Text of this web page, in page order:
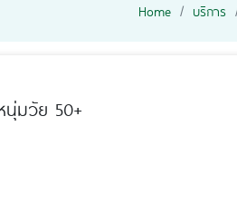
Home บริการ
นุ่มวัย 50+